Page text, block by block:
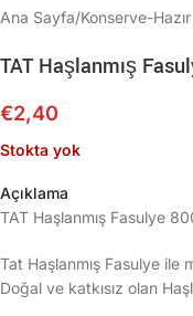
Ana Sayfa/Konserve-Hazır
TAT Haşlanmış
€2,40
Stokta yok
Açıklama
TAT Haşlanmış Fasulye
Tat Haşlanmış Fasulye ile
Doğal ve katkısız olan